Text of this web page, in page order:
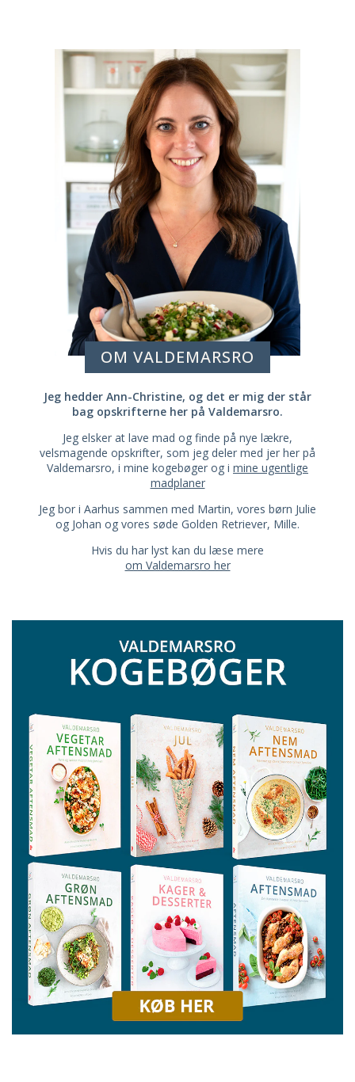
OM VALDEMARSRO
Jeg hedder Ann-Christine, og det er mig der står
bag opskrifterne her på Valdemarsro.
Jeg elsker at lave mad og finde på nye lækre,
velsmagende opskrifter, som jeg deler med jer her på
Valdemarsro, i mine kogebøger og i mine ugentlige
madplaner
Jeg bor i Aarhus sammen med Martin, vores børn Julie
og Johan og vores søde Golden Retriever, Mille.
Hvis du har lyst kan du læse mere
om Valdemarsro her